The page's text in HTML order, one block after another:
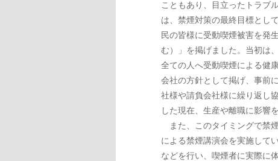
こともあり、目立ったトラブ
は、禁煙対策の最終目標とし
民の皆様に受動喫煙被害を発
む）」を掲げました。当初は
全ての人へ受動喫煙による健
会社の方針として掲げ、事前
社様や請負会社様に繰り返し
した現在、生産や離職に影響
また、このタイミングで禁
による禁煙講演会を実施して
などを行い、喫煙者に実際に